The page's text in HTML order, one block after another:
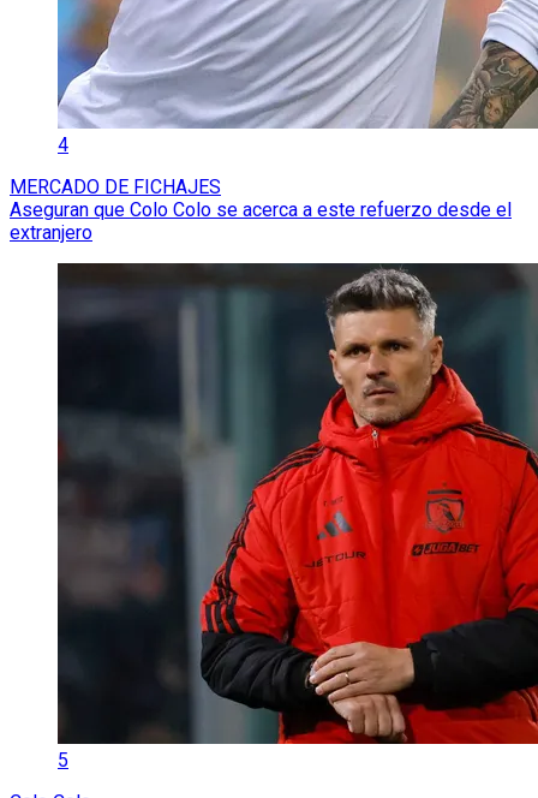
4
MERCADO DE FICHAJES
Aseguran que Colo Colo se acerca a este refuerzo desde el
extranjero
5